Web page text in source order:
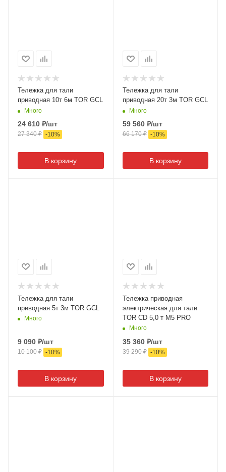
Тележка для тали
приводная 10т 6м TOR GCL
Много
24 610 ₽/шт
27 340₽ -10%
В корзину
Тележка для тали
приводная 20т 3м TOR GCL
Много
59 560₽/шт
66 170₽ -10%
В корзину
Тележка для тали
приводная 5т 3м TOR GCL
Много
9 090 ₽/шт
10 100₽ -10%
В корзину
Тележка приводная
электрическая для тали
TOR CD 5,0 т М5 PRO
Много
35 360₽/шт
39 290₽ -10%
В корзину